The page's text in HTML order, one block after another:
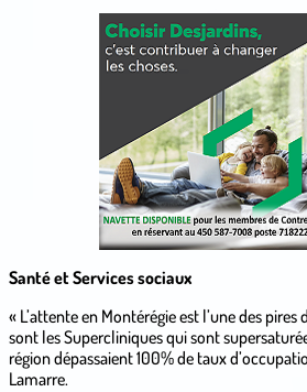
Santé et Services sociaux
« L’attente en Montérégie est l’une des
sont les Supercliniques qui sont
région dépassaient 100% de taux
Lamarre.